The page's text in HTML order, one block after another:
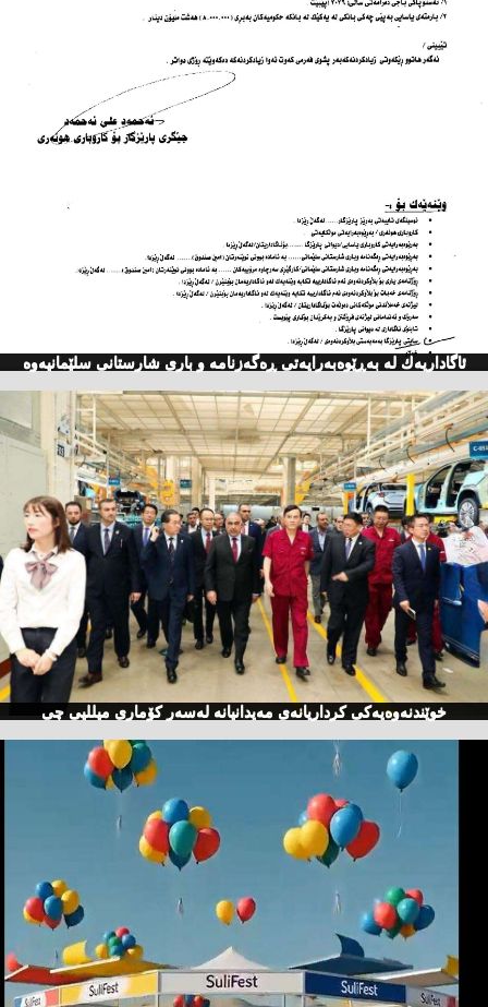
ئاگاداریه‌ك له‌ به‌ڕێوه‌به‌رایه‌تی ڕه‌گه‌زنامه‌ و باری شارستانی سلێمانیه‌وه‌
خوێندنەوەیەكی كرداریانەی مەیدانیانە لەسەر كۆماری میللیی چی